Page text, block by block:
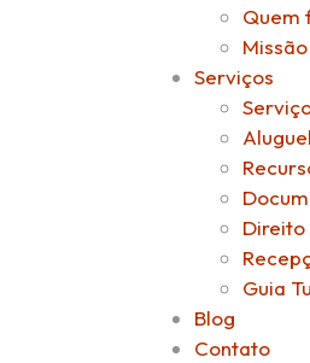
Quem
Serviços
Direito
Guia
Blog
Contato